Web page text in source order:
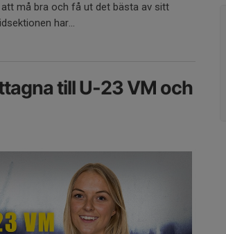
må bra och få ut det bästa av sitt
har...
till U-23 VM och